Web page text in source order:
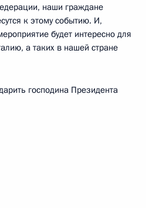
наши граждане
к этому событию. И,
будет интересно для
а таких в нашей стране
господина Президента